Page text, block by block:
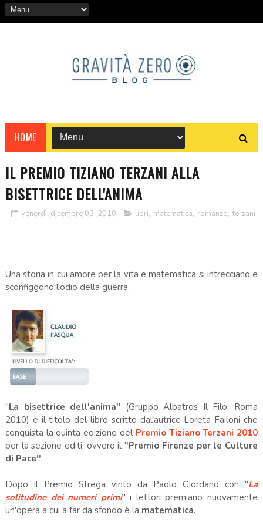
HOME
IL PREMIO TIZIANO TERZANI ALLA
BISETTRICE DELL'ANIMA
venerdì, dicembre 03, 2010 libri, matematica, romanzo, terzani
Una storia in cui amore per la vita e matematica si intrecciano e
sconfiggono l'odio della guerra.
''La bisettrice dell'anima'' (Gruppo Albatros Il Filo, Roma
2010) è il titolo del libro scritto dal'autrice Loreta Failoni che
conquista la quinta edizione del Premio Tiziano Terzani 2010
per la sezione editi, ovvero il ''Premio Firenze per le Culture
di Pace''.
Dopo il Premio Strega vinto da Paolo Giordano con "La
solitudine dei numeri primi" i lettori premiano nuovamente
un'opera a cui a far da sfondo è la matematica.